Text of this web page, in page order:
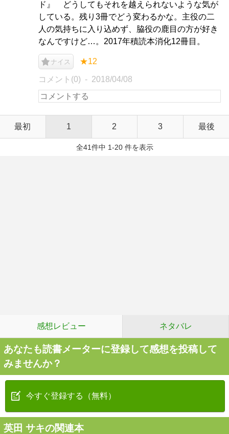
ド』 どうしてもそれを越えられないような気が
している。残り3冊でどう変わるかな。主役の二
人の気持ちに入り込めず、脇役の鹿目の方が好き
なんですけど…。2017年積読本消化12冊目。
ナイス ★12
コメント(0) 2018/04/08
最初 1 2 3 最後
全41件中 1-20 件を表示
感想レビュー ネタバレ
あなたも読書メーターに登録して感想を投稿して
みませんか？
今すぐ登録する（無料）
英田 サキの関連本